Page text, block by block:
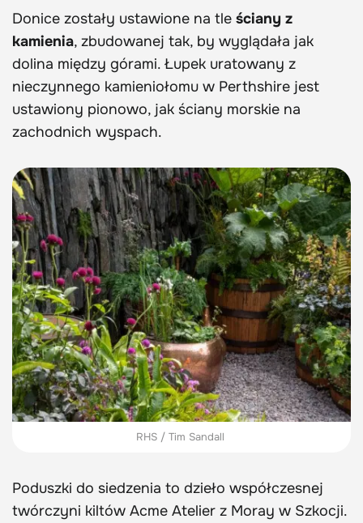
Donice zostały ustawione na tle ściany z
kamienia, zbudowanej tak, by wyglądała jak
dolina między górami. Łupek uratowany z
nieczynnego kamieniołomu w Perthshire jest
ustawiony pionowo, jak ściany morskie na
zachodnich wyspach.
RHS / Tim Sandall
Poduszki do siedzenia to dzieło współczesnej
twórczyni kiltów Acme Atelier z Moray w Szkocji.